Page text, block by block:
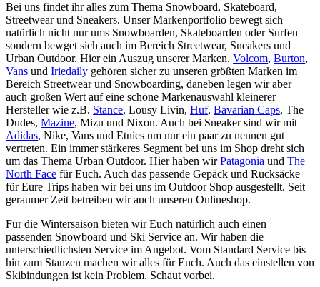
Bei uns findet ihr alles zum Thema Snowboard, Skateboard,
Streetwear und Sneakers. Unser Markenportfolio bewegt sich
natürlich nicht nur ums Snowboarden, Skateboarden oder Surfen
sondern bewget sich auch im Bereich Streetwear, Sneakers und
Urban Outdoor. Hier ein Auszug unserer Marken. Volcom, Burton,
Vans und Iriedaily gehören sicher zu unseren größten Marken im
Bereich Streetwear und Snowboarding, daneben legen wir aber
auch großen Wert auf eine schöne Markenauswahl kleinerer
Hersteller wie z.B. Stance, Lousy Livin, Huf, Bavarian Caps, The
Dudes, Mazine, Mizu und Nixon. Auch bei Sneaker sind wir mit
Adidas, Nike, Vans und Etnies um nur ein paar zu nennen gut
vertreten. Ein immer stärkeres Segment bei uns im Shop dreht sich
um das Thema Urban Outdoor. Hier haben wirPatagonia und The
North Face für Euch. Auch das passende Gepäck und Rucksäcke
für Eure Trips haben wir bei uns im Outdoor Shop ausgestellt. Seit
geraumer Zeit betreiben wir auch unseren Onlineshop.
Für die Wintersaison bieten wir Euch natürlich auch einen
passenden Snowboard und Ski Service an. Wir haben die
unterschiedlichsten Service im Angebot. Vom Standard Service bis
hin zum Stanzen machen wir alles für Euch. Auch das einstellen von
Skibindungen ist kein Problem. Schaut vorbei.